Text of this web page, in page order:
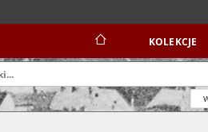
KOLEKCJE